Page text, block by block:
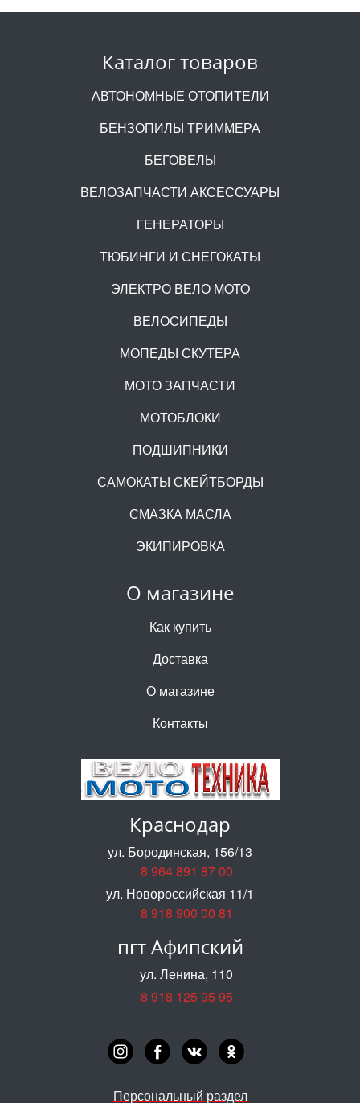
О магазине
Как купить
Доставка
О магазине
Контакты
Каталог товаров
АВТОНОМНЫЕ ОТОПИТЕЛИ
БЕНЗОПИЛЫ ТРИММЕРА
БЕГОВЕЛЫ
ВЕЛОЗАПЧАСТИ АКСЕССУАРЫ
ГЕНЕРАТОРЫ
ТЮБИНГИ И СНЕГОКАТЫ
ЭЛЕКТРО ВЕЛО MOTO
ВЕЛОСИПЕДЫ
МОПЕДЫ СКУТЕРА
МОТО ЗАПЧАСТИ
МОТОБЛОКИ
ПОДШИПНИКИ
САМОКАТЫ СКЕЙТБОРДЫ
СМАЗКА МАСЛА
ЭКИПИРОВКА
Краснодар
ул. Бородинская, 156/13
8 964 891 87 00
ул. Новороссийская 11/1
8 918 900 00 81
пгт Афипский
ул. Ленина, 110
8 918 125 95 95
Персональный раздел